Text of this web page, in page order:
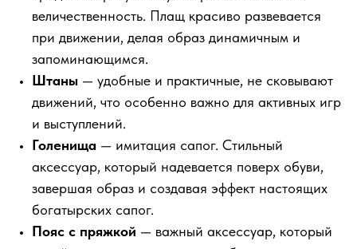
величественность. Плащ красиво развевается
при движении, делая образ динамичным и
запоминающимся.
Штаны — удобные и практичные, не сковывают
движений, что особенно важно для активных игр
и выступлений.
Голенища — имитация сапог. Стильный
аксессуар, который надевается поверх обуви,
завершая образ и создавая эффект настоящих
богатырских сапог.
Пояс с пряжкой — важный аксессуар, который